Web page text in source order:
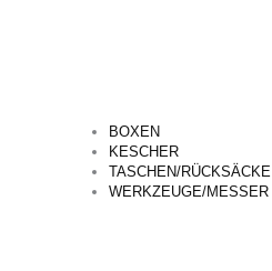
BOXEN
KESCHER
TASCHEN/RÜCKSÄCKE
WERKZEUGE/MESSER